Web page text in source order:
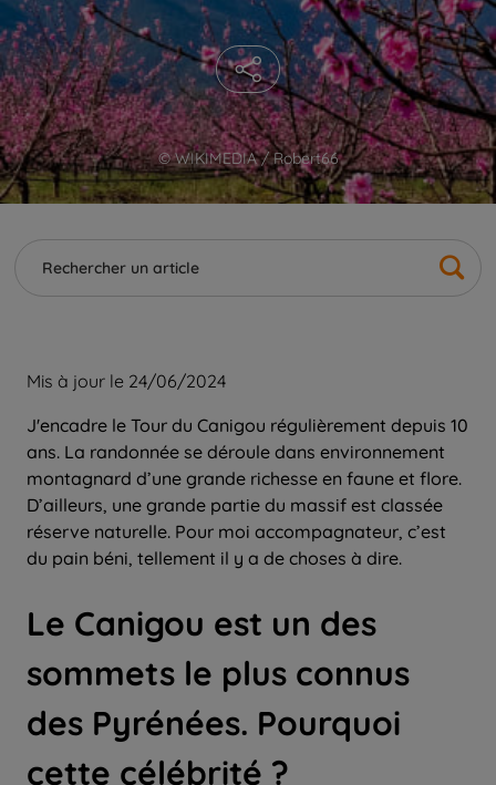
© WIKIMEDIA / Robert66
Mis à jour le 24/06/2024
J'encadre le Tour du Canigou régulièrement depuis 10
ans. La randonnée se déroule dans environnement
montagnard d’une grande richesse en faune et flore.
D’ailleurs, une grande partie du massif est classée
réserve naturelle. Pour moi accompagnateur, c’est
du pain béni, tellement il y a de choses à dire.
Le Canigou est un des
sommets le plus connus
des Pyrénées. Pourquoi
cette célébrité ?